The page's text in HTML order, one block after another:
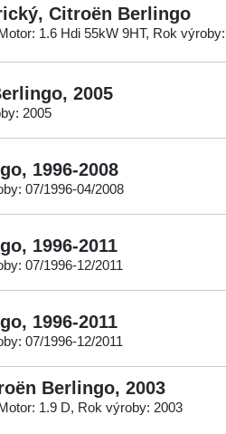
Citroën Berlingo
1.6 Hdi 55kW 9HT, Rok výroby:
2005
2005
1996-2008
07/1996-04/2008
1996-2011
07/1996-12/2011
1996-2011
07/1996-12/2011
Berlingo, 2003
1.9 D, Rok výroby: 2003